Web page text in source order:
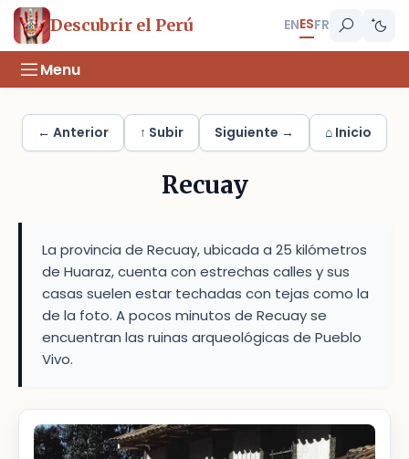
Descubrir el Perú ENESFR
Menu
← Anterior ↑ Subir Siguiente → ⌂ Inicio
Recuay
La provincia de Recuay, ubicada a 25 kilómetros
de Huaraz, cuenta con estrechas calles y sus
casas suelen estar techadas con tejas como la
de la foto. A pocos minutos de Recuay se
encuentran las ruinas arqueológicas de Pueblo
Vivo.